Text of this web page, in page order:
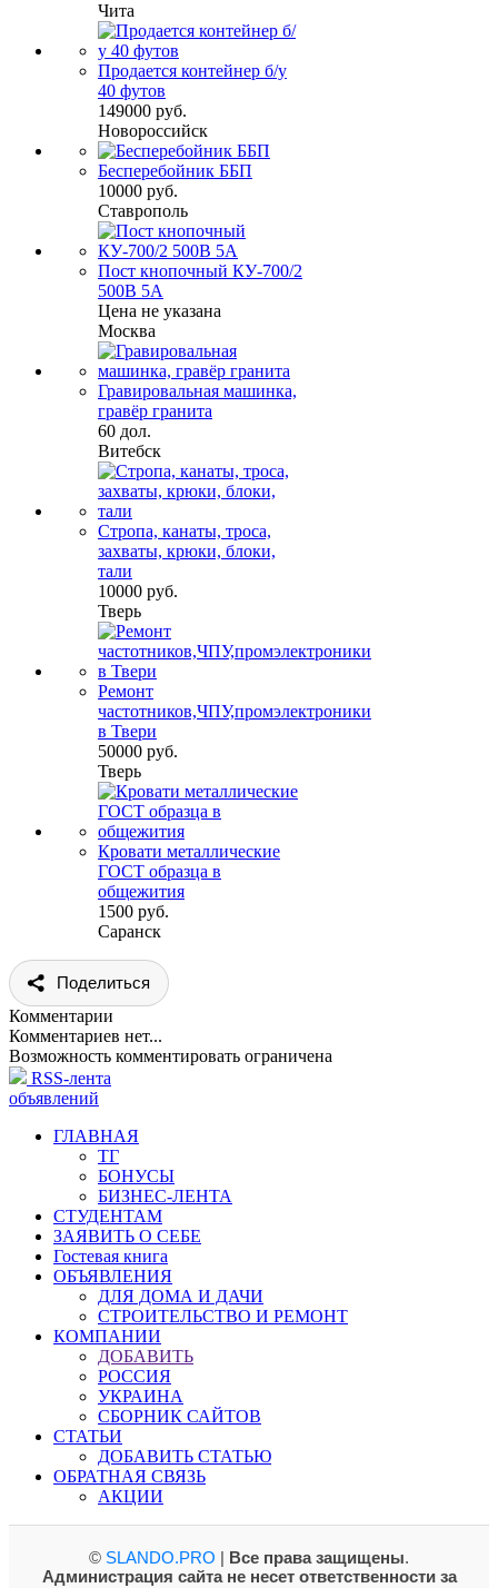
Чита
Продается контейнер б/у
40 футов
149000 руб.
Новороссийск
Бесперебойник ББП
10000 руб.
Ставрополь
Пост кнопочный КУ-700/2
500В 5А
Цена не указана
Москва
Гравировальная машинка,
гравёр гранита
60 дол.
Витебск
Стропа, канаты, троса,
захваты, крюки, блоки,
тали
10000 руб.
Тверь
Ремонт
частотников,ЧПУ,промэлектроники
в Твери
50000 руб.
Тверь
Кровати металлические
ГОСТ образца в
общежития
1500 руб.
Саранск
Поделиться
Комментарии
Комментариев нет...
Возможность комментировать ограничена
RSS-лента
объявлений
ГЛАВНАЯ
ТГ
БОНУСЫ
БИЗНЕС-ЛЕНТА
СТУДЕНТАМ
ЗАЯВИТЬ О СЕБЕ
Гостевая книга
ОБЪЯВЛЕНИЯ
ДЛЯ ДОМА И ДАЧИ
СТРОИТЕЛЬСТВО И РЕМОНТ
КОМПАНИИ
ДОБАВИТЬ
РОССИЯ
УКРАИНА
СБОРНИК САЙТОВ
СТАТЬИ
ДОБАВИТЬ СТАТЬЮ
ОБРАТНАЯ СВЯЗЬ
АКЦИИ
© SLANDO.PRO | Все права защищены.
Администрация сайта не несет ответственности за